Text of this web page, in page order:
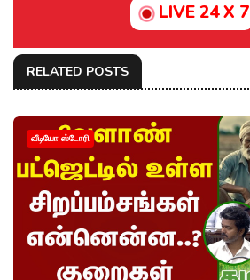
LIVE 24 X 7
RELATED POSTS
வீடியோ ஸ்டோரி